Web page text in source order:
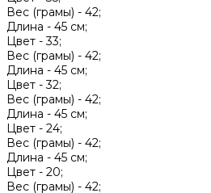
Вес (грамы) - 42;
Длина - 45 см;
Цвет -33;
Вес (грамы) - 42;
Длина - 45 см;
Цвет -32;
Вес (грамы) - 42;
Длина - 45 см;
Цвет - 24;
Вес (грамы) - 42;
Длина - 45 см;
Цвет - 20;
Вес (грамы) - 42;